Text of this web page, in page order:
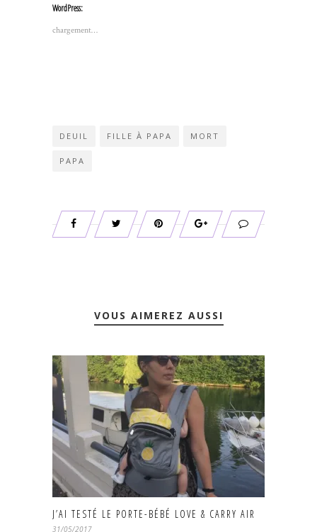
dans
nouvelle
fenêtre)
WordPress:
chargement…
DEUIL FILLE À PAPA MORT
PAPA
VOUS AIMEREZ AUSSI
J’AI TESTÉ LE PORTE-BÉBÉ LOVE & CARRY AIR
31/05/2017